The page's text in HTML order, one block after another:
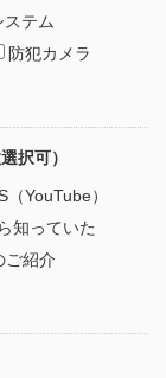
テム
防犯カメラ
択可）
（YouTube）
知っていた
ご紹介